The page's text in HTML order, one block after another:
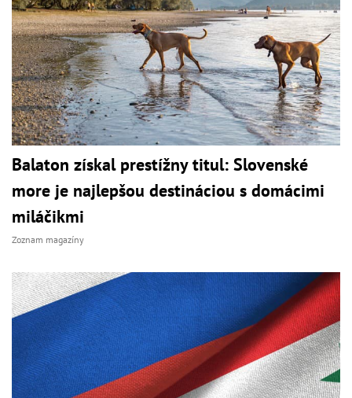
Balaton získal prestížny titul: Slovenské
more je najlepšou destináciou s domácimi
miláčikmi
Zoznam magazíny